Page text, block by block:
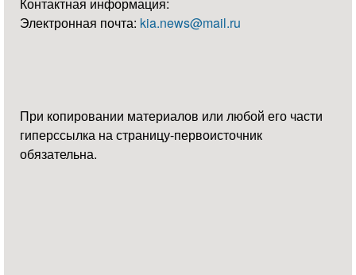
Контактная информация:
Электронная почта: kia.news@mail.ru
При копировании материалов или любой его части
гиперссылка на страницу-первоисточник
обязательна.